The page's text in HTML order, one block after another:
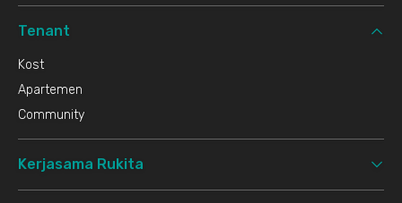
Tenant
Kost
Apartemen
Community
Kerjasama Rukita